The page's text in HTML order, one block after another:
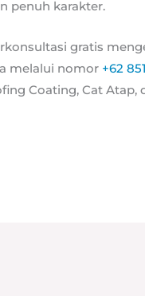
penuh karakter.
gratis
melalui nomor +62
Coating, Cat